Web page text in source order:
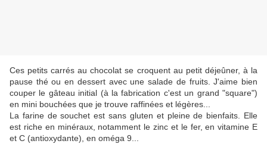
Ces petits carrés au chocolat se croquent au petit déjeûner, à la
pause thé ou en dessert avec une salade de fruits. J'aime bien
couper le gâteau initial (à la fabrication c'est un grand "square")
en mini bouchées que je trouve raffinées et légères...
La farine de souchet est sans gluten et pleine de bienfaits. Elle
est riche en minéraux, notamment le zinc et le fer, en vitamine E
et C (antioxydante), en oméga 9...